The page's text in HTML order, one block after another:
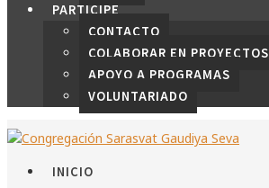
PARTICIPE
CONTACTO
COLABORAR EN PROYECTOS
APOYO A PROGRAMAS
VOLUNTARIADO
INICIO